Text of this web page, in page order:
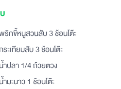
ริกขี้หนูสวนสับ 3 ช้อนโต๊ะ
ระเทียมสับ 3 ช้อนโต๊ะ
น้ำปลา 1/4 ถ้วยตวง
น้ำมะนาว 1 ช้อนโต๊ะ